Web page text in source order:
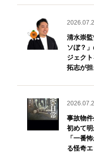
清水崇
ソぼ？
ジェク
拓志が担
事故物
初めて明
「一番
る怪奇